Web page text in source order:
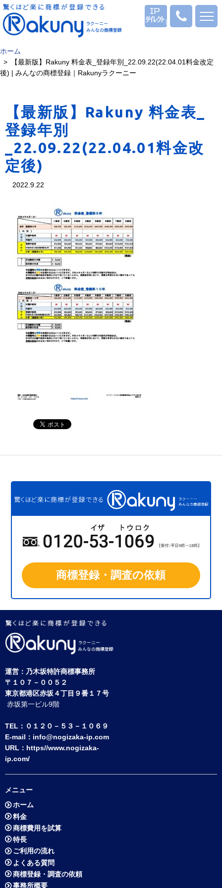
ログイン
1069
ホーム
【最新版】Rakuny 料金表_登録年別_22.09.22(22.04.01料金改定
後) | みんなの商標登録｜Rakunyラクーニー
【最新版】Rakuny 料金表_
登録年別
_22.09.22(22.04.01料金改
定後)
2022.9.22
商標登録・調査の依頼
運営： 乃木坂特許商標事務所
〒１０７－００５２
東京都港区赤坂４丁目９番１７号
赤坂第一ビル9階
TEL：０１２０－５３－１０６９
E-mail： info@nogizaka-ip.com
URL： https//www.nogizaka-
ip.com/
メニュー
ホーム
料金
商標費用を試算
特長
ご利用の流れ
よくある質問
商標登録・調査の依頼
事務所概要